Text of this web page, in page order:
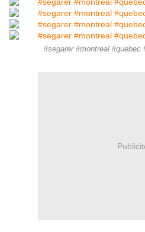
#segarer #montreal #quebec